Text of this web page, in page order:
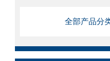
全部产品分